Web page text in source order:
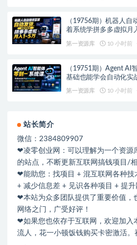
（19756期）机器人自
着系统学拼多多虚拟月
第一资源库 10 小时前
（19751期）Agent AI
基础也能学会自动化实
第一资源库 10 小时前
站长简介
微信：2384809907
❤凌零创业网：可以理解为一个资源
的站点，不断更新互联网搞钱项目/相
❤能助您：找项目 + 混互联网各种技
+ 减少信息差 + 见识各种项目 + 提升
❤本站为众多团队提供了重要价值，
网络之门，广受好评！
❤如果您也依存于互联网，欢迎加入
流人，花一小顿饭钱购买卡密激活。